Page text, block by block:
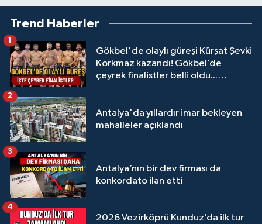
Trend Haberler
Gökbel'de olaylı güreşi Kürşat Şevki
Korkmaz kazandı! Gökbel’de
çeyrek finalistler belli oldu...
1
Antalya'da yıllardır imar bekleyen
mahalleler açıklandı
2
Antalya’nın bir dev firması da
konkordato ilan etti
3
2026 Vezirköprü Kunduz’da ilk tur
4